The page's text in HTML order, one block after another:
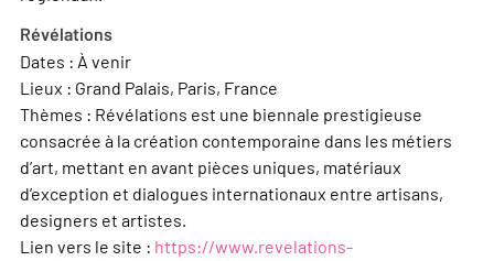
Révélations
Dates : À venir
Lieux : Grand Palais, Paris, France
Thèmes : Révélations est une biennale prestigieuse
consacrée à la création contemporaine dans les métiers
d’art, mettant en avant pièces uniques, matériaux
d’exception et dialogues internationaux entre artisans,
designers et artistes.
Lien vers le site : https://www.revelations-